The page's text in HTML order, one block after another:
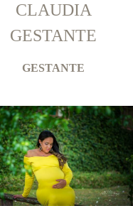
CLAUDIA
GESTANTE
GESTANTE